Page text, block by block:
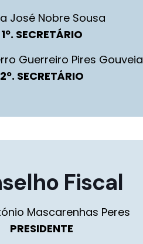
José Nobre Sousa
1º. SECRETÁRIO
Guerreiro Pires Gouveia
2º. SECRETÁRIO
Fiscal
Mascarenhas Peres
PRESIDENTE